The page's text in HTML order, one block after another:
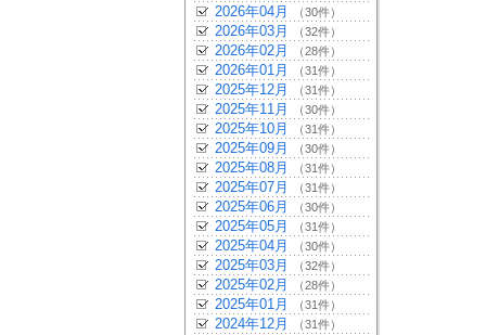
2026年04月 （30件）
2026年03月 （32件）
2026年02月 （28件）
2026年01月 （31件）
2025年12月 （31件）
2025年11月 （30件）
2025年10月 （31件）
2025年09月 （30件）
2025年08月 （31件）
2025年07月 （31件）
2025年06月 （30件）
2025年05月 （31件）
2025年04月 （30件）
2025年03月 （32件）
2025年02月 （28件）
2025年01月 （31件）
2024年12月 （31件）